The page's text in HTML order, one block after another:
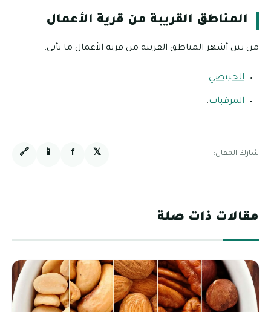
المناطق القريبة من قرية الأعمال
من بين أشهر المناطق القريبة من قرية الأعمال ما يأتي:
الخبيصي.
المرقبات.
شارك المقال: 𝕏
f
📱
🔗
مقالات ذات صلة